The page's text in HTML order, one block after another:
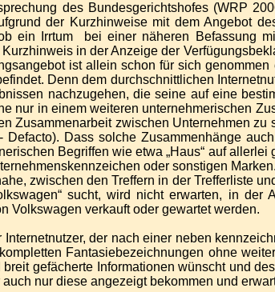
des Bundesgerichtshofes (WRP
der Kurzhinweise mit dem Angebot
ein Irrtum bei einer näheren Befassung
in der Anzeige der
ist allein schon für sich
Denn dem durchschnittlichen
nachzugehen, die seine auf eine
nur in einem weiteren unternehmerischen
Zusammenarbeit zwischen Unternehmen
Dass solche Zusammenhänge
Begriffen wie etwa „Haus“ auf
oder sonstigen
zwischen den Treffern in der Trefferliste
sucht, wird nicht erwarten, in der
Volkswagen verkauft oder gewartet werden.
der nach einer neben
Fantasiebezeichnungen ohne
gefächerte Informationen wünscht und
nur diese angezeigt bekommen und